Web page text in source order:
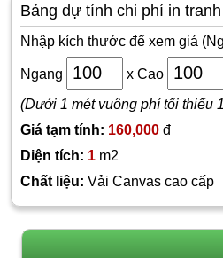
Bảng dự tính chi phí in tranh
Nhập kích thước để xem giá
Ngang x Cao
(Dưới 1 mét vuông phí tối thiểu
Giá tạm tính: 160,000 đ
Diện tích: 1 m2
Chất liệu: Vải Canvas cao cấp